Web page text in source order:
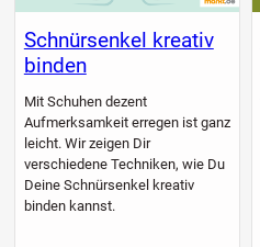
Schnürsenkel kreativ
binden
Mit Schuhen dezent
Aufmerksamkeit erregen ist ganz
leicht. Wir zeigen Dir
verschiedene Techniken, wie Du
Deine Schnürsenkel kreativ
binden kannst.